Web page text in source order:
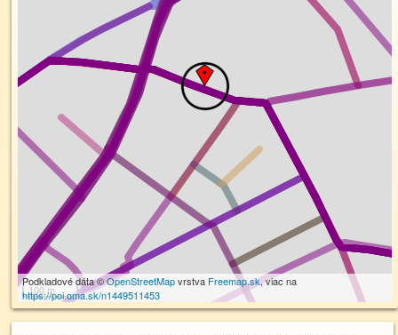
100 m
Podkladové dáta ©OpenStreetMapvrstva Freemap.sk, viac na
https://poi.oma.sk/n1449511453